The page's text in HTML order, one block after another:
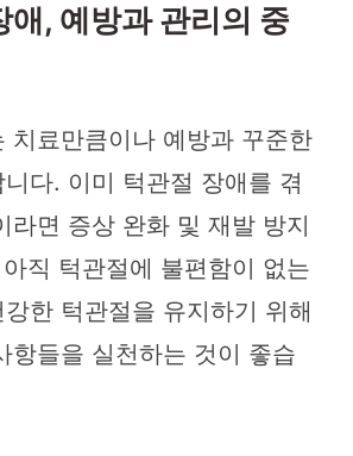
애, 예방과 관리의 중
치료만큼이나 예방과 꾸준한
다. 이미 턱관절 장애를 겪
라면 증상 완화 및 재발 방지
직 턱관절에 불편함이 없는
한 턱관절을 유지하기 위해
항들을 실천하는 것이 좋습